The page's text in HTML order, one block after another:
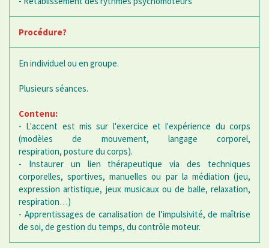
Procédure?
En individuel ou en groupe.
Plusieurs séances.
Contenu:
- L'accent est mis sur l'exercice et l'expérience du corps
(modèles de mouvement, langage corporel,
respiration, posture du corps).
- Instaurer un lien thérapeutique via des techniques
corporelles, sportives, manuelles ou par la médiation (jeu,
expression artistique, jeux musicaux ou de balle, relaxation,
respiration…)
- Apprentissages de canalisation de l’impulsivité, de maîtrise
de soi, de gestion du temps, du contrôle moteur.